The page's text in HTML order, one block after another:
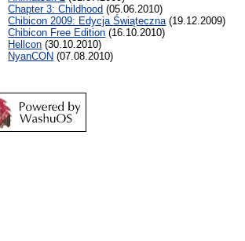
Chapter 3: Childhood (05.06.2010)
Chibicon 2009: Edycja Świąteczna(19.12.2009)
Chibicon Free Edition (16.10.2010)
Hellcon (30.10.2010)
NyanCON (07.08.2010)